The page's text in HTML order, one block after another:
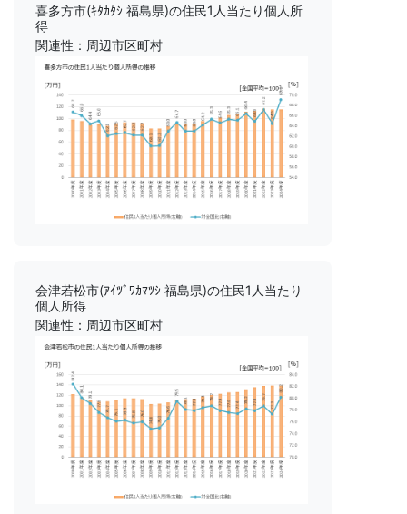
喜多方市(ｷﾀｶﾀｼ 福島県)の住民1人当たり個人所
得
関連性：周辺市区町村
会津若松市(ｱｲﾂﾞﾜｶﾏﾂｼ 福島県)の住民1人当たり
個人所得
関連性：周辺市区町村